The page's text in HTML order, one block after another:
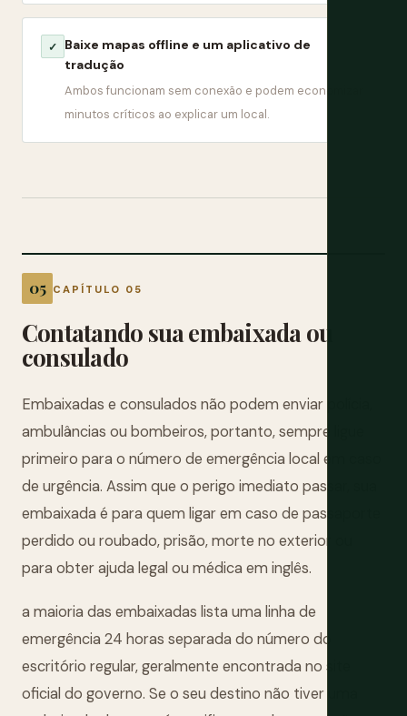
✓ Baixe mapas offline e um aplicativo de
tradução
Ambos funcionam sem conexão e podem economizar
minutos críticos ao explicar um local.
CAPÍTULO 05
Contatando sua embaixada ou
consulado
Embaixadas e consulados não podem enviar polícia,
ambulâncias ou bombeiros, portanto, sempre ligue
primeiro para o número de emergência local em caso
de urgência. Assim que o perigo imediato passar, sua
embaixada é para quem ligar em caso de passaporte
perdido ou roubado, prisão, morte no exterior ou
para obter ajuda legal ou médica em inglês.
a maioria das embaixadas lista uma linha de
emergência 24 horas separada do número do
escritório regular, geralmente encontrada no site
oficial do governo. Se o seu destino não tiver uma